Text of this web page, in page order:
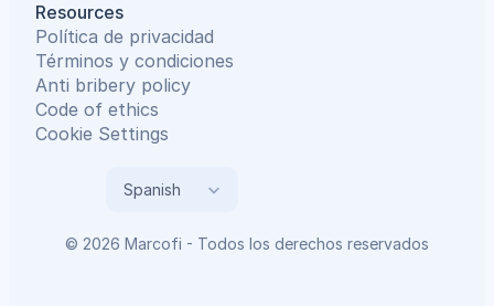
Resources
Política de privacidad
Términos y condiciones
Anti bribery policy
Code of ethics
Cookie Settings
Spanish
© 2026 Marcofi - Todos los derechos reservados